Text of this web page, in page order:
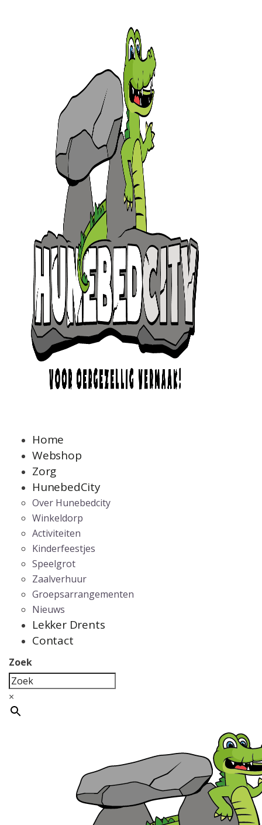
Home
Webshop
Zorg
HunebedCity
Over Hunebedcity
Winkeldorp
Activiteiten
Kinderfeestjes
Speelgrot
Zaalverhuur
Groepsarrangementen
Nieuws
Lekker Drents
Contact
Zoek
×